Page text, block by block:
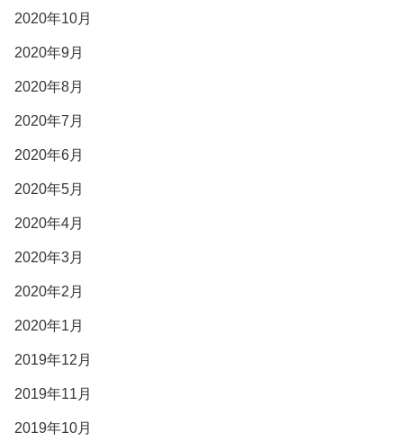
2020年10月
2020年9月
2020年8月
2020年7月
2020年6月
2020年5月
2020年4月
2020年3月
2020年2月
2020年1月
2019年12月
2019年11月
2019年10月